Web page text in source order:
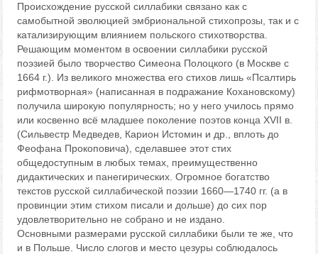
Происхождение русской силлабики связано как с
самобытной эволюцией эмбриональной стихопрозы, так и с
катализирующим влиянием польского стихотворства.
Решающим моментом в освоении силлабики русской
поэзией было творчество Симеона Полоцкого (в Москве с
1664 г.). Из великого множества его стихов лишь «Псалтирь
рифмотворная» (написанная в подражание Кохановскому)
получила широкую популярность; но у него училось прямо
или косвенно всё младшее поколение поэтов конца XVII в.
(Сильвестр Медведев, Карион Истомин и др., вплоть до
Феофана Прокоповича), сделавшее этот стих
общедоступным в любых темах, преимущественно
дидактических и панегирических. Огромное богатство
текстов русской силлабической поэзии 1660—1740 гг. (а в
провинции этим стихом писали и дольше) до сих пор
удовлетворительно не собрано и не издано.
Основными размерами русской силлабики были те же, что
и в Польше. Число слогов и место цезуры соблюдалось